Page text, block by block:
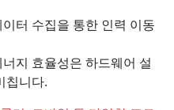
터 수집을 통한 인력 이동
지 효율성은 하드웨어 설
칩니다.